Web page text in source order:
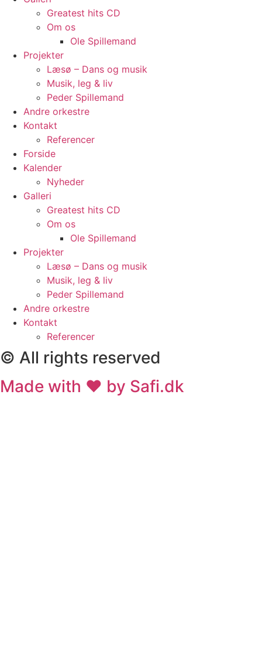
Greatest hits CD
Om os
Ole Spillemand
Projekter
Læsø – Dans og musik
Musik, leg & liv
Peder Spillemand
Andre orkestre
Kontakt
Referencer
Forside
Kalender
Nyheder
Galleri
Greatest hits CD
Om os
Ole Spillemand
Projekter
Læsø – Dans og musik
Musik, leg & liv
Peder Spillemand
Andre orkestre
Kontakt
Referencer
© All rights reserved
Made with ❤ by Safi.dk